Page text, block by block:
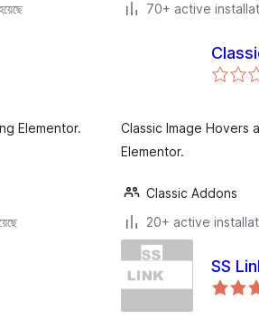
70+ active
Elementor.
Classic Image Hovers
Elementor.
Classic Addons
20+ active
SS